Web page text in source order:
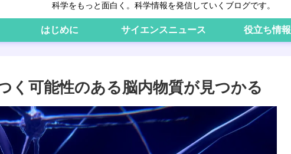
科学をもっと面白く。科学情報を発信していくブログです。
はじめに サイエンスニュース 役立ち情報
く可能性のある脳内物質が見つかる